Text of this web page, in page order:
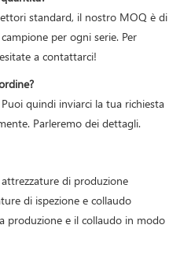
standard, il nostro MOQ è di
per ogni serie. Per
a contattarci!
quindi inviarci la tua richiesta
Parleremo dei dettagli.
di produzione
di ispezione e collaudo
produzione e il collaudo in modo